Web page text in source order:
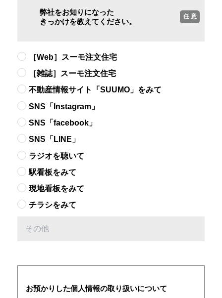
弊社をお知りになった
きっかけを教えてください。
任 意
［Web］スーモ注文住宅
［雑誌］スーモ注文住宅
不動産情報サイト「SUUMO」をみて
SNS「Instagram」
SNS「facebook」
SNS「LINE」
ラジオを聴いて
駅看板をみて
現地看板をみて
チラシをみて
お預かりした個人情報の取り扱いについて